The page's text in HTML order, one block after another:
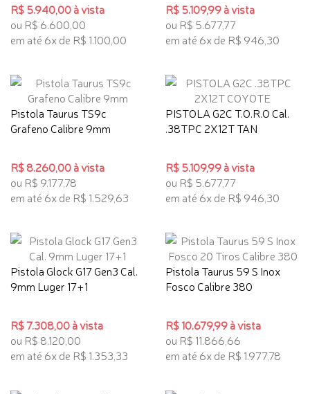
R$ 5.940,00 à vista
ou R$ 6.600,00
em até 6x de R$ 1.100,00
R$ 5.109,99 à vista
ou R$ 5.677,77
em até 6x de R$ 946,30
Pistola Taurus TS9c
Grafeno Calibre 9mm
R$ 8.260,00 à vista
ou R$ 9.177,78
em até 6x de R$ 1.529,63
PISTOLA G2C T.O.R.O Cal.
.38TPC 2X12T TAN
R$ 5.109,99 à vista
ou R$ 5.677,77
em até 6x de R$ 946,30
Pistola Glock G17 Gen3 Cal.
9mm Luger 17+1
R$ 7.308,00 à vista
ou R$ 8.120,00
em até 6x de R$ 1.353,33
Pistola Taurus 59 S Inox
Fosco Calibre 380
R$ 10.679,99 à vista
ou R$ 11.866,66
em até 6x de R$ 1.977,78